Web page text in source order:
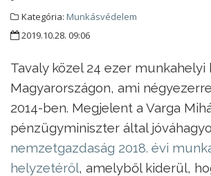
Kategória: Munkásvédelem
2019.10.28. 09:06
Tavaly közel 24 ezer
Magyarországon, ami
2014-ben. Megjelent a Varga
pénzügyminiszter által
nemzetgazdaság 2018. évi
helyzetéről, amelyből kiderül,